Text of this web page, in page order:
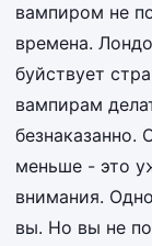
вампиром не
времена.
буйствует
вампирам
меньше - это
внимания.
вы. Но вы не